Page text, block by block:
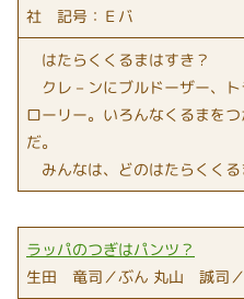
社 記号：Ｅバ
はたらくくるまはすき？
クレ－ンにブルドーザー、
ローリー。いろんなくるまを
だ。
みんなは、どのはたらくくる
ラッパのつぎはパンツ？
生田 竜司／ぶん 丸山 誠司